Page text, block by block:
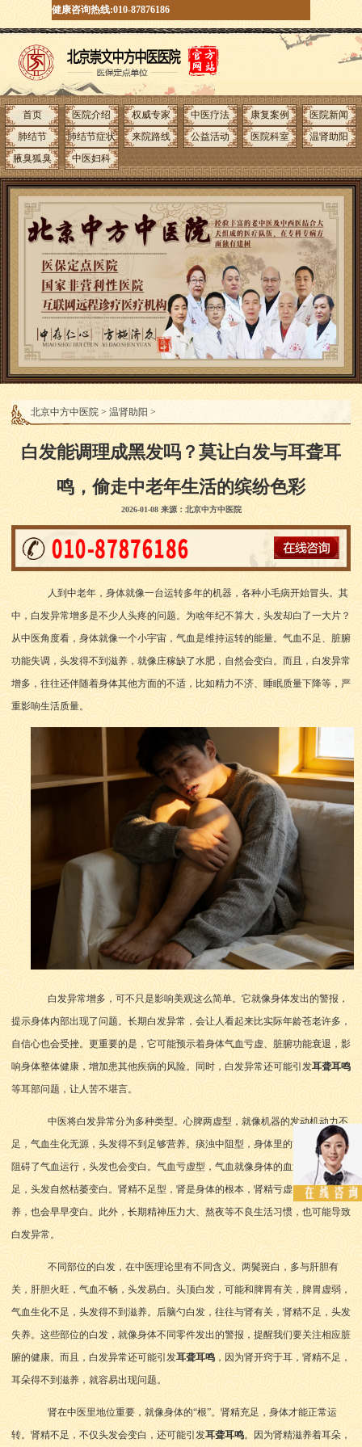
健康咨询热线:010-87876186
首页 医院介绍 权威专家 中医疗法 康复案例
医院新闻
肺结节
肺结节症状 来院路线 公益活动 医院科室
温肾助阳
腋臭狐臭
中医妇科
北京中方中医院 > 温肾助阳 >
白发能调理成黑发吗？莫让白发与耳聋耳
鸣，偷走中老年生活的缤纷色彩
2026-01-08 来源：北京中方中医院
人到中老年，身体就像一台运转多年的机器，各种小毛病开始冒头。其
中，白发异常增多是不少人头疼的问题。为啥年纪不算大，头发却白了一大片？
从中医角度看，身体就像一个小宇宙，气血是维持运转的能量。气血不足、脏腑
功能失调，头发得不到滋养，就像庄稼缺了水肥，自然会变白。而且，白发异常
增多，往往还伴随着身体其他方面的不适，比如精力不济、睡眠质量下降等，严
重影响生活质量。
白发异常增多，可不只是影响美观这么简单。它就像身体发出的警报，
提示身体内部出现了问题。长期白发异常，会让人看起来比实际年龄苍老许多，
自信心也会受挫。更重要的是，它可能预示着身体气血亏虚、脏腑功能衰退，影
响身体整体健康，增加患其他疾病的风险。同时，白发异常还可能引发耳聋耳鸣
等耳部问题，让人苦不堪言。
中医将白发异常分为多种类型。心脾两虚型，就像机器的发动机动力不
足，气血生化无源，头发得不到足够营养。痰浊中阻型，身体里的“垃圾”太多，
阻碍了气血运行，头发也会变白。气血亏虚型，气血就像身体的血液，气血不
足，头发自然枯萎变白。肾精不足型，肾是身体的根本，肾精亏虚，头发失去滋
养，也会早早变白。此外，长期精神压力大、熬夜等不良生活习惯，也可能导致
白发异常。
不同部位的白发，在中医理论里有不同含义。两鬓斑白，多与肝胆有
关，肝胆火旺，气血不畅，头发易白。头顶白发，可能和脾胃有关，脾胃虚弱，
气血生化不足，头发得不到滋养。后脑勺白发，往往与肾有关，肾精不足，头发
失养。这些部位的白发，就像身体不同零件发出的警报，提醒我们要关注相应脏
腑的健康。而且，白发异常还可能引发耳聋耳鸣 ，因为肾开窍于耳，肾精不足，
耳朵得不到滋养，就容易出现问题。
肾在中医里地位重要，就像身体的“根”。肾精充足，身体才能正常运
转。肾精不足，不仅头发会变白，还可能引发耳聋耳鸣。因为肾精滋养着耳朵，